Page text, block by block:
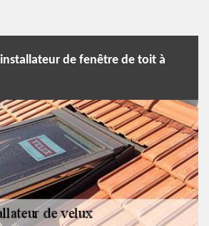
de fenêtre de toit à